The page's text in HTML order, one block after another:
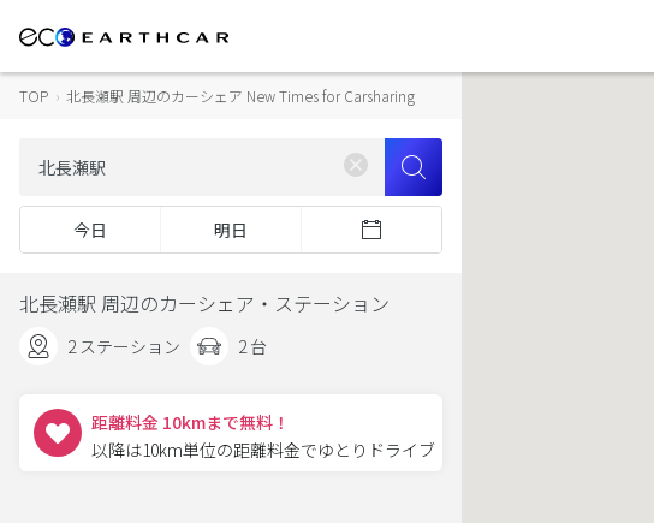
TOP › 北長瀬駅 周辺のカーシェア New Times for Carsharing
今日 明日
北長瀬駅 周辺のカーシェア・ステーション
2 ステーション 2 台
距離料金 10kmまで無料！
以降は10km単位の距離料金でゆとりドライブ